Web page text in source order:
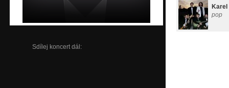
Sdílej koncert dál:
pop